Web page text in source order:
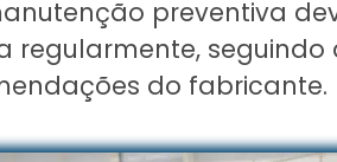
preventiva
regularmente, seguindo
do fabricante.